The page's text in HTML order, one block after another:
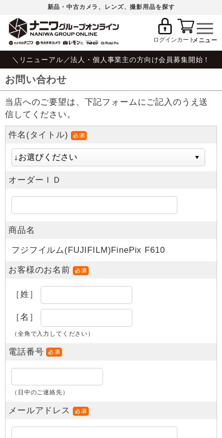
新品・中古カメラ、レンズ、撮影用品を探す
ログインカート
＼リニューアル／法人・個人事業主の方向け会員募集開始！
お問い合わせ
当店へのご要望は、下記フォームにご記入のうえ送
信してください。
件名(タイトル)
オーダーＩＤ
商品名
フジフイルム(FUJIFILM)FinePix F610
お客様のお名前
［姓］
［名］
（全角で入力してください）
電話番号
（日中のご連絡先）
メールアドレス